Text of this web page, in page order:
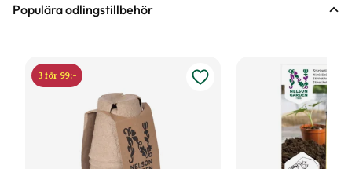
Populära odlingstillbehör
3 för 99:-